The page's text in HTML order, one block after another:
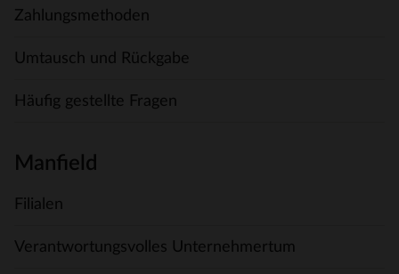
Zahlungsmethoden
Umtausch und Rückgabe
Häufig gestellte Fragen
Manfield
Filialen
Verantwortungsvolles Unternehmertum